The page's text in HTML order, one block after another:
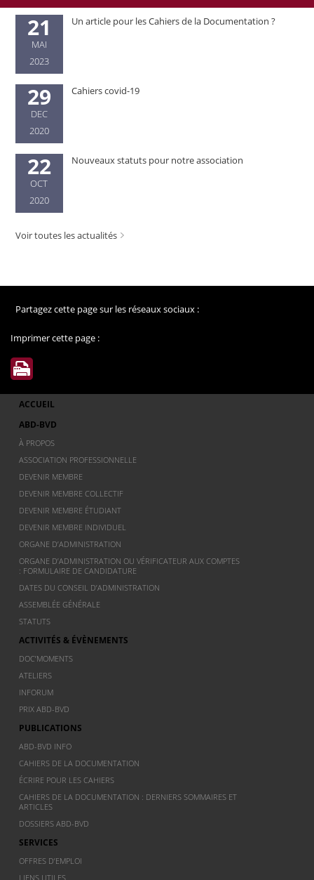
21
MAI
2023
Un article pour les Cahiers de la Documentation ?
29
DEC
2020
Cahiers covid-19
22
OCT
2020
Nouveaux statuts pour notre association
Voir toutes les actualités
Partagez cette page sur les réseaux sociaux :
Imprimer cette page :
ACCUEIL
ABD-BVD
À PROPOS
ASSOCIATION PROFESSIONNELLE
DEVENIR MEMBRE
DEVENIR MEMBRE COLLECTIF
DEVENIR MEMBRE ÉTUDIANT
DEVENIR MEMBRE INDIVIDUEL
ORGANE D’ADMINISTRATION
ORGANE D’ADMINISTRATION OU VÉRIFICATEUR AUX COMPTES
: FORMULAIRE DE CANDIDATURE
DATES DU CONSEIL D’ADMINISTRATION
ASSEMBLÉE GÉNÉRALE
STATUTS
ACTIVITÉS & ÉVÈNEMENTS
DOC’MOMENTS
ATELIERS
INFORUM
PRIX ABD-BVD
PUBLICATIONS
ABD-BVD INFO
CAHIERS DE LA DOCUMENTATION
ÉCRIRE POUR LES CAHIERS
CAHIERS DE LA DOCUMENTATION : DERNIERS SOMMAIRES ET
ARTICLES
DOSSIERS ABD-BVD
SERVICES
OFFRES D’EMPLOI
LIENS UTILES